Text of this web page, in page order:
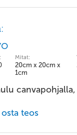
Mitat:
20cm x 20cm x
1cm
teos